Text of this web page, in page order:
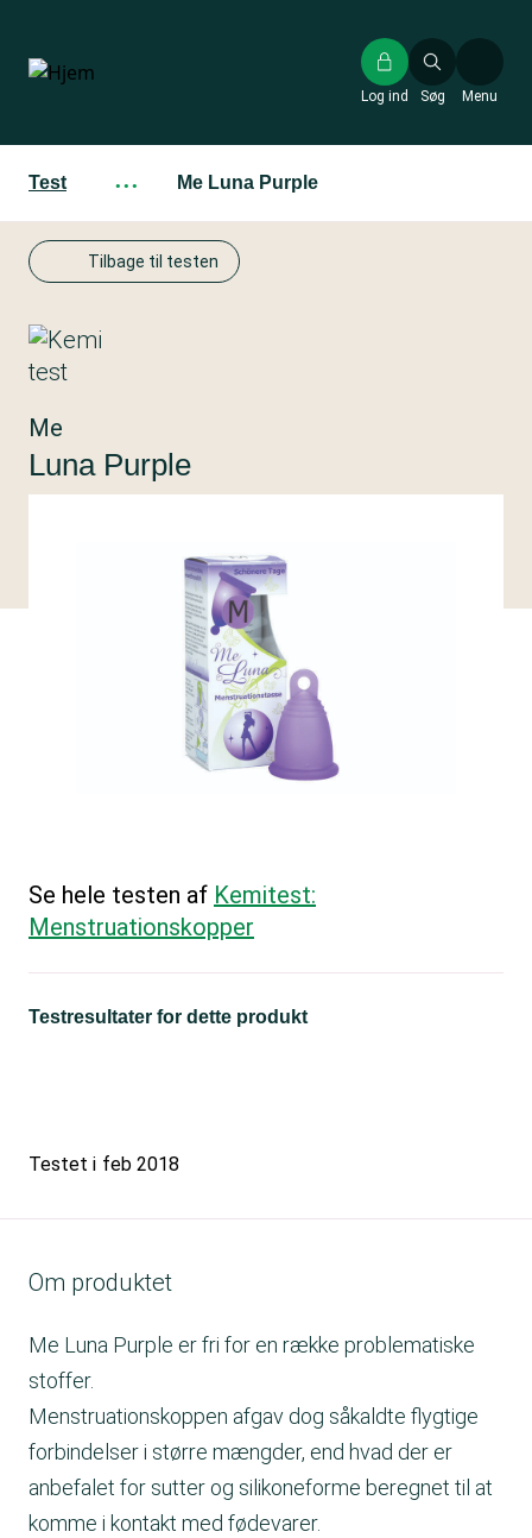
hovedindhold
Søg
Log ind Menu
Test ··· Me Luna Purple
Tilbage til testen
Me
Luna Purple
Se hele testen af Kemitest:
Menstruationskopper
Testresultater for dette produkt
Testet i feb 2018
Om produktet
Me Luna Purple er fri for en række problematiske
stoffer.
Menstruationskoppen afgav dog såkaldte flygtige
forbindelser i større mængder, end hvad der er
anbefalet for sutter og silikoneforme beregnet til at
komme i kontakt med fødevarer.